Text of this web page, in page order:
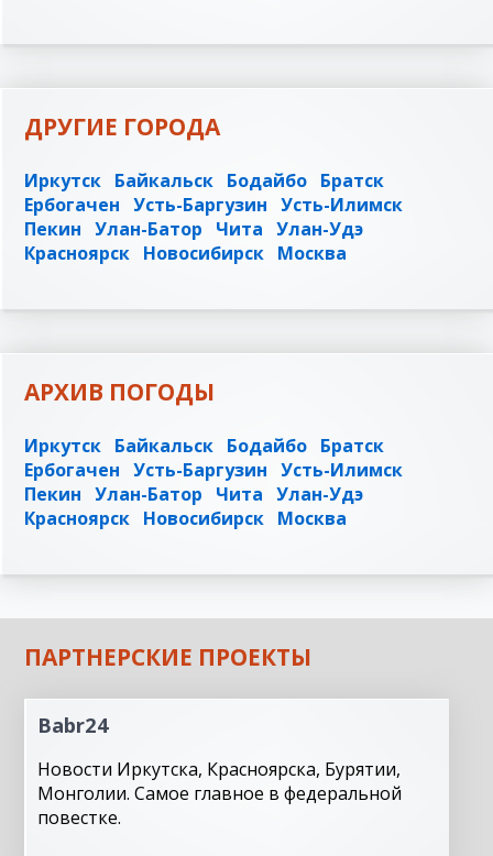
ДРУГИЕ ГОРОДА
Иркутск Байкальск Бодайбо Братск
Ербогачен Усть-Баргузин Усть-Илимск
Пекин Улан-Батор Чита Улан-Удэ
Красноярск Новосибирск Москва
АРХИВ ПОГОДЫ
Иркутск Байкальск Бодайбо Братск
Ербогачен Усть-Баргузин Усть-Илимск
Пекин Улан-Батор Чита Улан-Удэ
Красноярск Новосибирск Москва
ПАРТНЕРСКИЕ ПРОЕКТЫ
Babr24
Новости Иркутска, Красноярска, Бурятии,
Монголии. Самое главное в федеральной
повестке.